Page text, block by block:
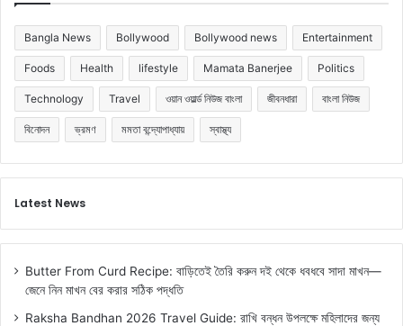
Bangla News Bollywood Bollywood news Entertainment
Foods Health lifestyle Mamata Banerjee Politics
Technology Travel ওয়ান ওয়ার্ল্ড নিউজ বাংলা জীবনধারা বাংলা নিউজ
বিনোদন ভ্রমণ মমতা বন্দ্যোপাধ্যায় স্বাস্থ্য
Latest News
Butter From Curd Recipe: বাড়িতেই তৈরি করুন দই থেকে ধবধবে সাদা মাখন—
জেনে নিন মাখন বের করার সঠিক পদ্ধতি
Raksha Bandhan 2026 Travel Guide: রাখি বন্ধন উপলক্ষে মহিলাদের জন্য